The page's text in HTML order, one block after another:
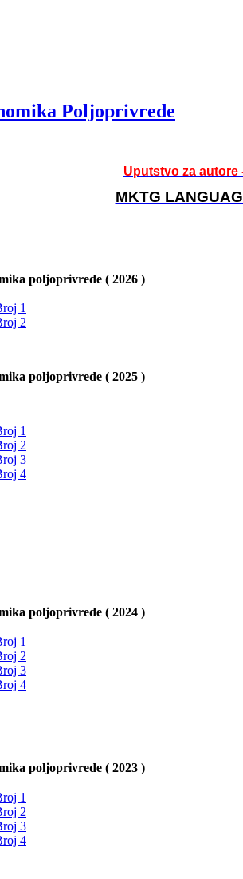
Poljoprivrede
Uputstvo za
MKTG
poljoprivrede ( 2026 )
1
2
poljoprivrede ( 2025 )
1
2
3
4
poljoprivrede ( 2024 )
1
2
3
4
poljoprivrede ( 2023 )
1
2
3
4